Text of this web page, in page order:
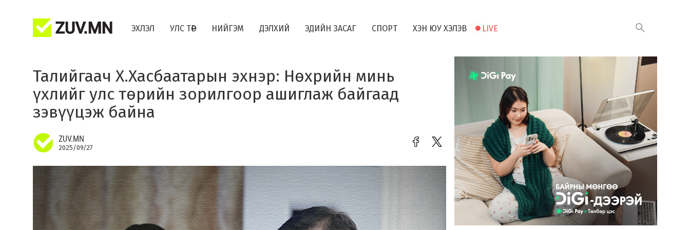
ЭХЛЭЛ УЛС ТӨР НИЙГЭМ ДЭЛХИЙ ЭДИЙН ЗАСАГ СПОРТ ХЭН ЮУ ХЭЛЭВ LIVE
Талийгаач Х.Хасбаатарын эхнэр: Нөхрийн минь
үхлийг улс төрийн зорилгоор ашиглаж байгаад
зэвүүцэж байна
ZUV.MN
2025/09/27